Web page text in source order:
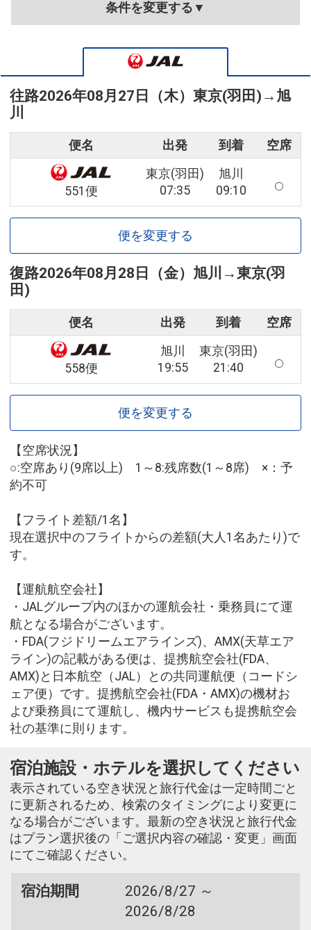
条件を変更する▼
往路2026年08月27日（木） 東京(羽田) → 旭
川
便名 出発 到着 空席
551便
東京(羽田)
07:35
旭川
09:10
便を変更する
復路2026年08月28日（金） 旭川 →東京(羽
田)
便名 出発 到着 空席
558便
旭川
19:55
東京(羽田)
21:40
便を変更する
【空席状況】
○:空席あり(9席以上) 1～8:残席数(1～8席) ×：予
約不可
【フライト差額/1名】
現在選択中のフライトからの差額(大人1名あたり)で
す。
【運航航空会社】
・JALグループ内のほかの運航会社・乗務員にて運
航となる場合がございます。
・FDA(フジドリームエアラインズ)、AMX(天草エア
ライン)の記載がある便は、提携航空会社(FDA、
AMX)と日本航空（JAL）との共同運航便（コードシ
ェア便）です。提携航空会社(FDA・AMX)の機材お
よび乗務員にて運航し、機内サービスも提携航空会
社の基準に則ります。
宿泊施設・ホテルを選択してください
表示されている空き状況と旅行代金は一定時間ごと
に更新されるため、検索のタイミングにより変更に
なる場合がございます。最新の空き状況と旅行代金
はプラン選択後の「ご選択内容の確認・変更」画面
にてご確認ください。
宿泊期間
2026/8/27 ～
2026/8/28